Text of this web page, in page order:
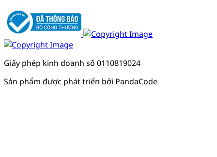
Giấy phép kinh doanh số 0110819024
Sản phẩm được phát triển bởi PandaCode